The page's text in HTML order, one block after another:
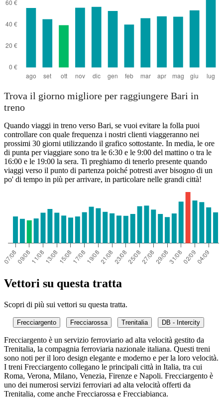
Trova il giorno migliore per raggiungere Bari in
treno
Quando viaggi in treno verso Bari, se vuoi evitare la folla puoi
controllare con quale frequenza i nostri clienti viaggeranno nei
prossimi 30 giorni utilizzando il grafico sottostante. In media, le ore
di punta per viaggiare sono tra le 6:30 e le 9:00 del mattino o tra le
16:00 e le 19:00 la sera. Ti preghiamo di tenerlo presente quando
viaggi verso il punto di partenza poiché potresti aver bisogno di un
po' di tempo in più per arrivare, in particolare nelle grandi città!
Vettori su questa tratta
Scopri di più sui vettori su questa tratta.
Frecciargento Frecciarossa Trenitalia DB - Intercity
Frecciargento è un servizio ferroviario ad alta velocità gestito da
Trenitalia, la compagnia ferroviaria nazionale italiana. Questi treni
sono noti per il loro design elegante e moderno e per la loro velocità.
I treni Frecciargento collegano le principali città in Italia, tra cui
Roma, Verona, Milano, Venezia, Firenze e Napoli. Frecciargento è
uno dei numerosi servizi ferroviari ad alta velocità offerti da
Trenitalia, come anche Frecciarossa e Frecciabianca.